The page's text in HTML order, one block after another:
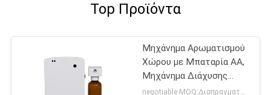
Top Προϊόντα
Μηχάνημα Αρωματισμού
Χώρου με Μπαταρία AA,
Μηχάνημα Διάχυσης
Αρώματος για Τουαλέταnegotiable MOQ:Διαπραγματεύσιμος